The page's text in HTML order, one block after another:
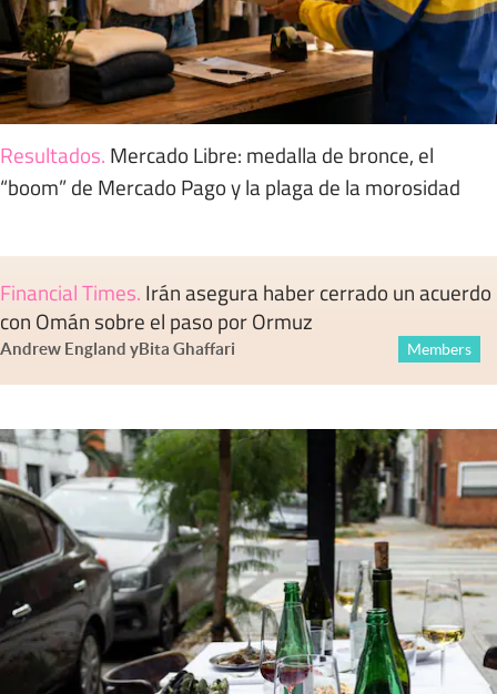
Resultados. Mercado Libre: medalla de bronce, el
“boom” de Mercado Pago y la plaga de la morosidad
Financial Times. Irán asegura haber cerrado un acuerdo
con Omán sobre el paso por Ormuz
Andrew England yBita Ghaffari Members